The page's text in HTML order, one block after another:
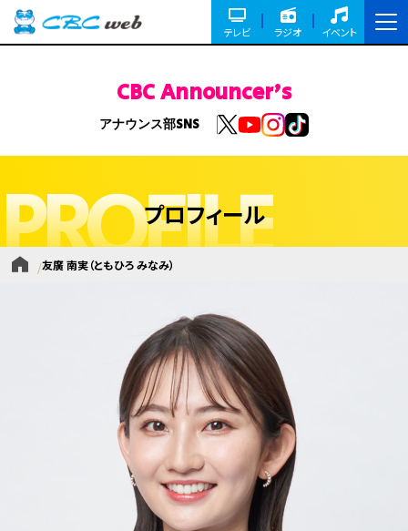
テレビ ラジオ イベント
CBC Announcer's
アナウンス部SNS
PROFILE
プロフィール
友廣 南実（ともひろ みなみ）